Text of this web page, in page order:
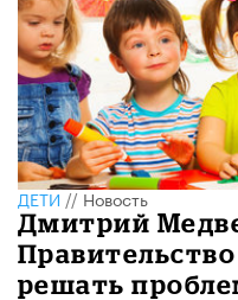
ДЕТИ//Новость
Дмитрий
решать